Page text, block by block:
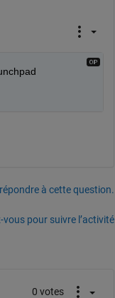
à cette question.
vous pour suivre l’activité
0 votes